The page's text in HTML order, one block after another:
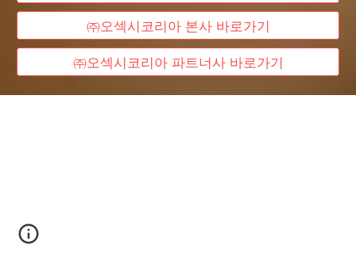
㈜오섹시코리아 본사 바로가기
㈜오섹시코리아 파트너사 바로가기